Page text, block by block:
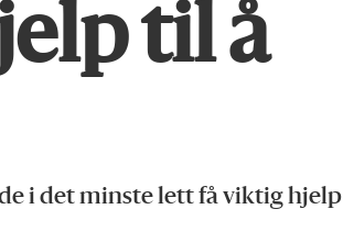
til å
i det minste lett få viktig hjelp